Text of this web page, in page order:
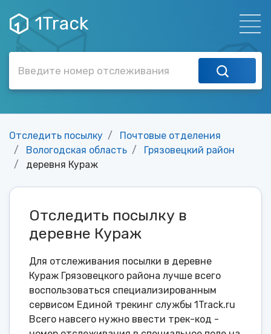
1Track
Отследить посылку
Почтовые отделения
Вологодская область
Грязовецкий район
деревня Кураж
Отследить посылку в
деревне Кураж
Для отслеживания посылки в деревне
Кураж Грязовецкого района лучше всего
воспользоваться специализированным
сервисом Единой трекинг службы 1Track.ru
Всего навсего нужно ввести трек-код -